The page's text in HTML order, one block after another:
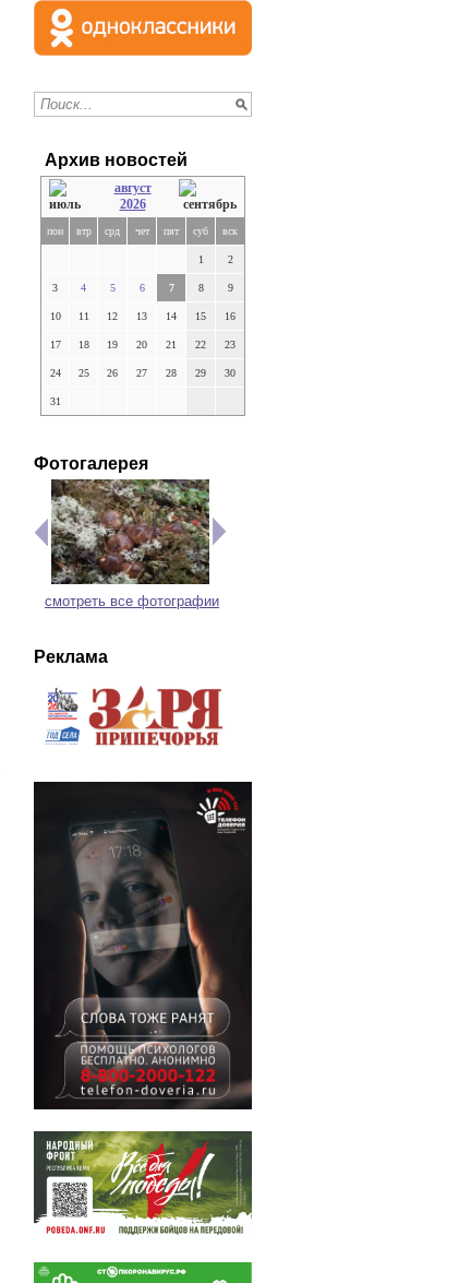
Архив новостей
август
2026
пон втр срд чет пят суб вск
1 2
3 4 5 6 7 8 9
10 11 12 13 14 15 16
17 18 19 20 21 22 23
24 25 26 27 28 29 30
31
Фотогалерея
смотреть все фотографии
Реклама